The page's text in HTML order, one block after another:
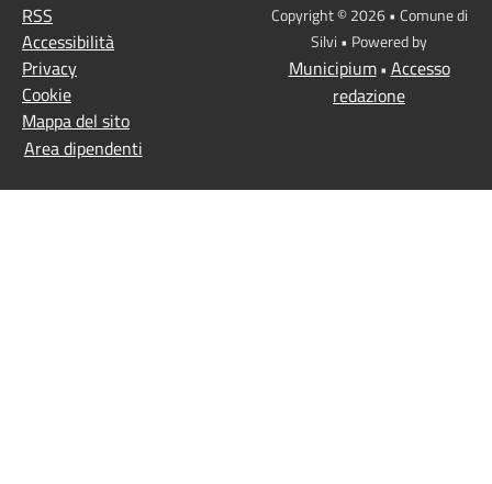
RSS
Accessibilità
Privacy
Cookie
Mappa del sito
Area dipendenti
Copyright © 2026 • Comune di
Silvi • Powered by
Municipium• Accesso
redazione